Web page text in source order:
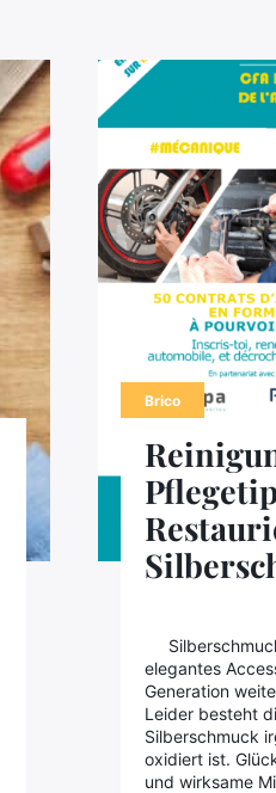
Brico
elegantes
Generation
Leider besteht
Silberschmuck
oxidiert ist.
und wirksame